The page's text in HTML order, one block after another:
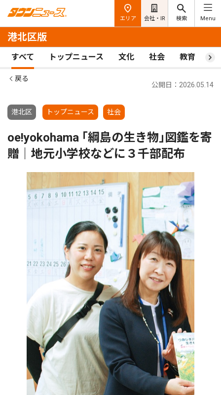
エリア 会社・IR 検索 Menu
港北区版
すべて トップニュース 文化 社会 教育 ス
戻る
港北区 トップニュース 社会
公開日：2026.05.14
oe!yokohama ｢綱島の生き物｣図鑑を寄
贈｜地元小学校などに３千部配布